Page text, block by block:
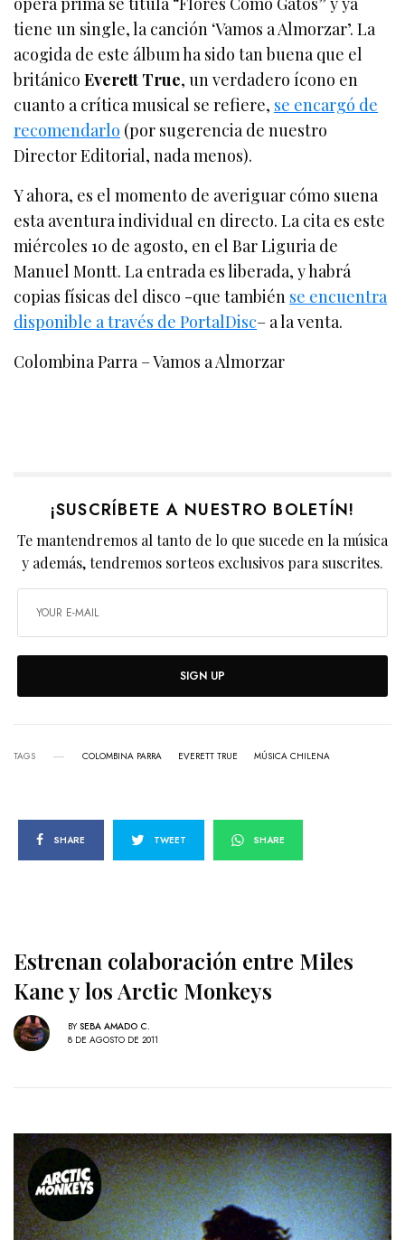
tiene un single, la canción ‘Vamos a Almorzar’. La
acogida de este álbum ha sido tan buena que el
británicoEverett True, un verdadero ícono en
cuanto a crítica musical se refiere, se encargó de
recomendarlo (por sugerencia de nuestro
Director Editorial, nada menos).
Y ahora, es el momento de averiguar cómo suena
esta aventura individual en directo. La cita es este
miércoles 10 de agosto, en el Bar Liguria de
Manuel Montt. La entrada es liberada, y habrá
copias físicas del disco -que también se encuentra
disponible a través de PortalDisc– a la venta.
Colombina Parra – Vamos a Almorzar
¡SUSCRÍBETE A NUESTRO BOLETÍN!
Te mantendremos al tanto de lo que sucede en la música
y además, tendremos sorteos exclusivos para suscrites.
SIGN UP
TAGS COLOMBINA PARRA EVERETT TRUE MÚSICA CHILENA
SHARE TWEET SHARE
Estrenan colaboración entre Miles
Kane y los Arctic Monkeys
BY SEBA AMADO C.
8 DE AGOSTO DE 2011